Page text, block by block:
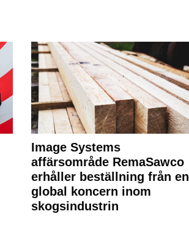
Image Systems
affärsområde RemaSawco
erhåller beställning från en
global koncern inom
skogsindustrin